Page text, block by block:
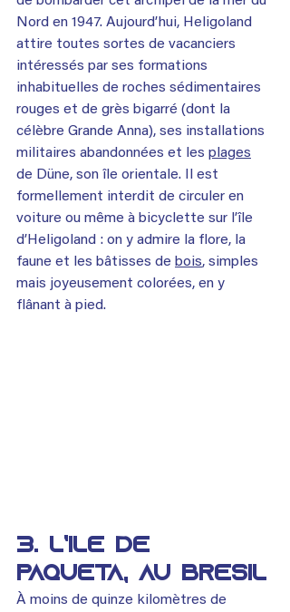
Nord en 1947. Aujourd’hui, Heligoland
attire toutes sortes de vacanciers
intéressés par ses formations
inhabituelles de roches sédimentaires
rouges et de grès bigarré (dont la
célèbre Grande Anna), ses installations
militaires abandonnées et les plages
de Düne, son île orientale. Il est
formellement interdit de circuler en
voiture ou même à bicyclette sur l’île
d’Heligoland : on y admire la flore, la
faune et les bâtisses de bois, simples
mais joyeusement colorées, en y
flânant à pied.
3. L’île de
Paquetá, au Brésil
À moins de quinze kilomètres de